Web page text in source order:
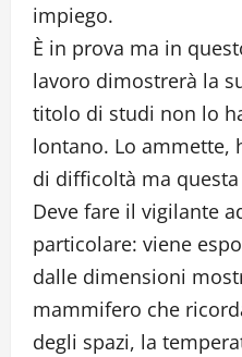
impiego.
È in prova ma in
lavoro dimostrerà la
titolo di studi non lo
lontano. Lo ammette,
di difficoltà ma
Deve fare il vigilante
particolare: viene
dalle dimensioni
mammifero che
degli spazi, la